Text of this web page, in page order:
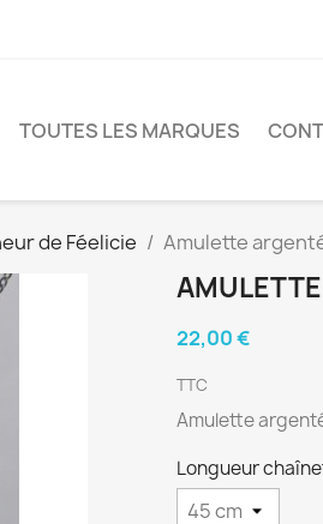
TOUTES LES MARQUES
de Féelicie Amulette
22,00 €
TTC
Amulette
Longueur